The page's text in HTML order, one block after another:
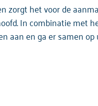
zorgthetvoorde
. Incombinatiemet
aanengaersamenop